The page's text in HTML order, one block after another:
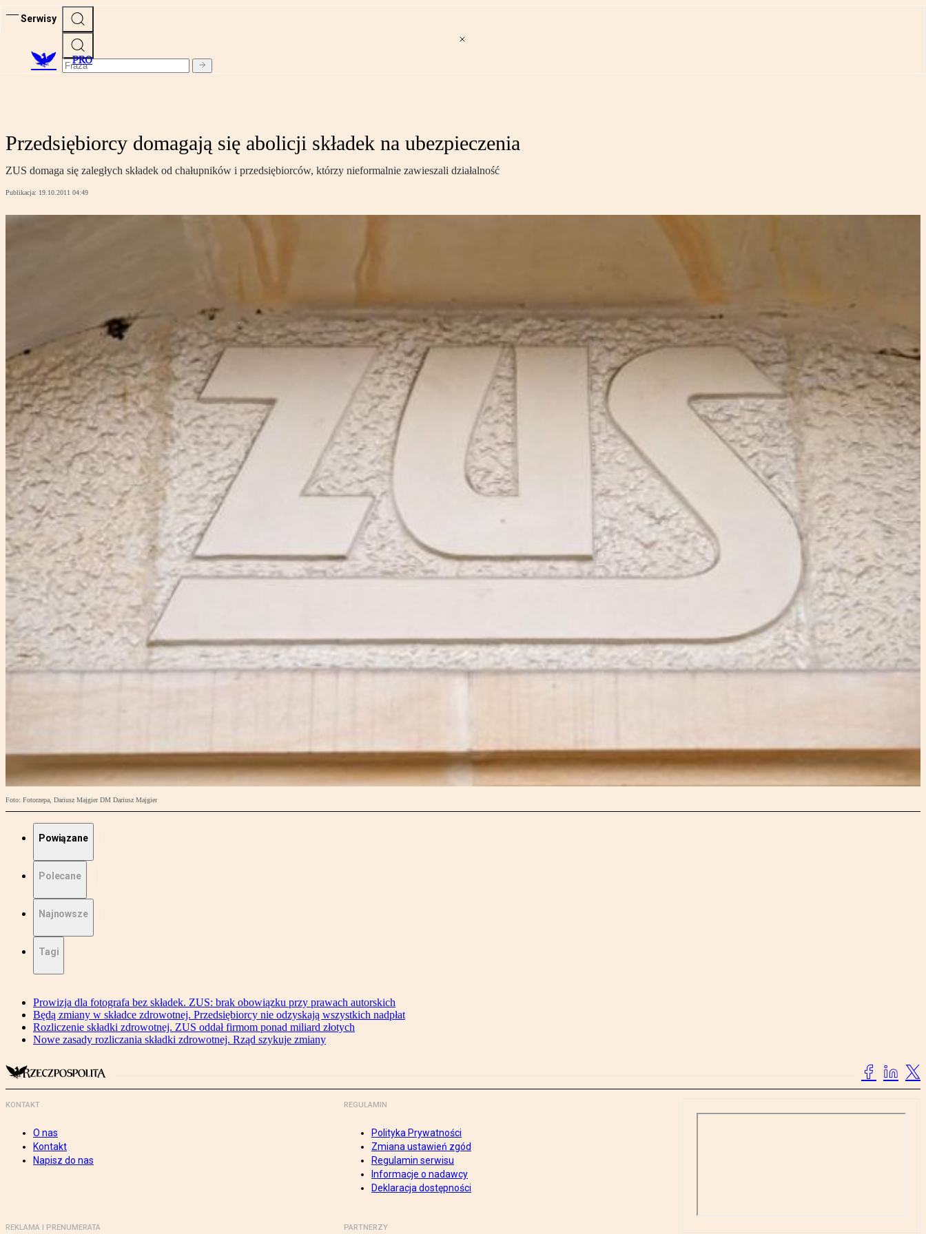
Serwisy
PRO
Przedsiębiorcy domagają się abolicji składek na ubezpieczenia
ZUS domaga się zaległych składek od chałupników i przedsiębiorców, którzy nieformalnie zawieszali działalność
Publikacja: 19.10.2011 04:49
Foto: Fotorzepa, Dariusz Majgier DM Dariusz Majgier
Powiązane
Polecane
Najnowsze
Tagi
Prowizja dla fotografa bez składek. ZUS: brak obowiązku przy prawach autorskich
Będą zmiany w składce zdrowotnej. Przedsiębiorcy nie odzyskają wszystkich nadpłat
Rozliczenie składki zdrowotnej. ZUS oddał firmom ponad miliard złotych
Nowe zasady rozliczania składki zdrowotnej. Rząd szykuje zmiany
KONTAKT
O nas
Kontakt
Napisz do nas
REGULAMIN
Polityka Prywatności
Zmiana ustawień zgód
Regulamin serwisu
Informacje o nadawcy
Deklaracja dostępności
REKLAMA I PRENUMERATA PARTNERZY